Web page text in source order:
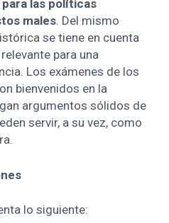
las políticas
males. Del mismo
se tiene en cuenta
para una
Los exámenes de los
bienvenidos en la
argumentos sólidos de
servir, a su vez, como
lo siguiente: